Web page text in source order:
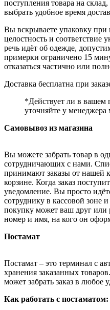
поступления товара на
выбрать удобное время
Вы вскрываете упаковку при
целостность и соответствие
речь идёт об одежде,
примерки ограничено 15
отказаться частично или
Доставка бесплатна при
*Действует ли в вашем
уточняйте у менеджера
Самовывоз из магазина
Вы можете забрать товар в
сотрудничающих с нами.
принимают заказы от нашей
корзине. Когда заказ
уведомление. Вы просто
сотруднику в кассовой зоне
покупку может ваш друг или
номер и имя, на кого он
Постамат
Постамат – это терминал с
хранения заказанных
может забрать заказ в любое
Как работать с постаматом: